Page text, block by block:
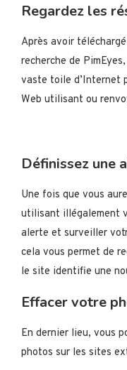
Regardez les
Après avoir
recherche de
vaste toile d’Internet
Web utilisant ou
Définissez une
Une fois que vous
utilisant illégalement
alerte et surveiller
cela vous permet de
le site identifie une
Effacer votre
En dernier lieu, vous
photos sur les sites